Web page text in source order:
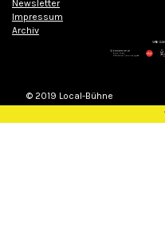
Newsletter
Impressum
Archiv
© 2019 Local-Bühne